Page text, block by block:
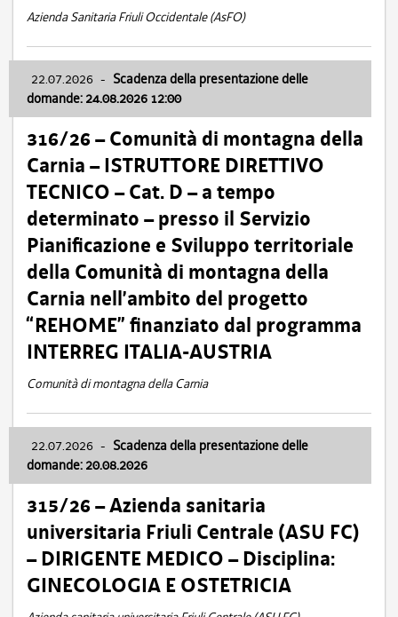
Azienda Sanitaria Friuli Occidentale (AsFO)
22.07.2026 - Scadenza della presentazione delle
domande: 24.08.2026 12:00
316/26 – Comunità di montagna della
Carnia – ISTRUTTORE DIRETTIVO
TECNICO – Cat. D – a tempo
determinato – presso il Servizio
Pianificazione e Sviluppo territoriale
della Comunità di montagna della
Carnia nell’ambito del progetto
“REHOME” finanziato dal programma
INTERREG ITALIA-AUSTRIA
Comunità di montagna della Carnia
22.07.2026 - Scadenza della presentazione delle
domande: 20.08.2026
315/26 – Azienda sanitaria
universitaria Friuli Centrale (ASU FC)
– DIRIGENTE MEDICO – Disciplina:
GINECOLOGIA E OSTETRICIA